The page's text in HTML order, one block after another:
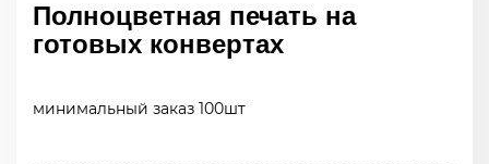
Полноцветная печать на
готовых конвертах
минимальный заказ 100шт